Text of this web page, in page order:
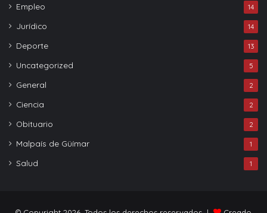
Empleo 14
Jurídico 14
Deporte 13
Uncategorized 5
General 2
Ciencia 2
Obituario 2
Malpaís de Güímar 1
Salud 1